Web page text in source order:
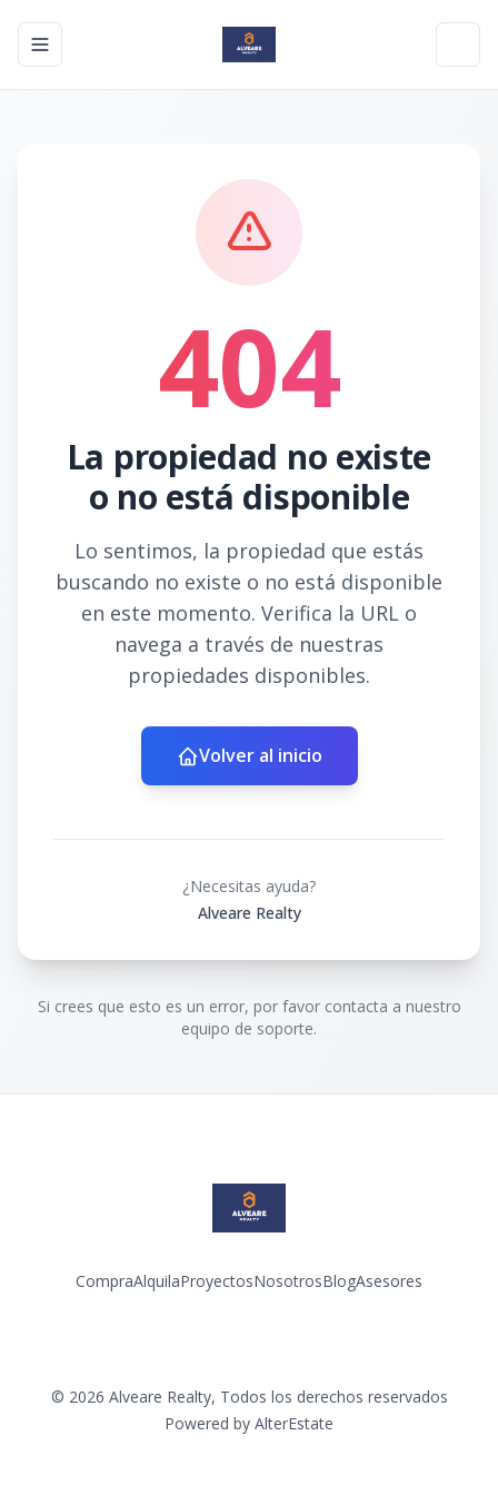
Toggle navigation menu
404
La propiedad no existe
o no está disponible
Lo sentimos, la propiedad que estás
buscando no existe o no está disponible
en este momento. Verifica la URL o
navega a través de nuestras
propiedades disponibles.
Volver al inicio
¿Necesitas ayuda?
Alveare Realty
Si crees que esto es un error, por favor contacta a nuestro
equipo de soporte.
CompraAlquilaProyectosNosotrosBlogAsesores
© 2026 Alveare Realty, Todos los derechos reservados
Powered by AlterEstate